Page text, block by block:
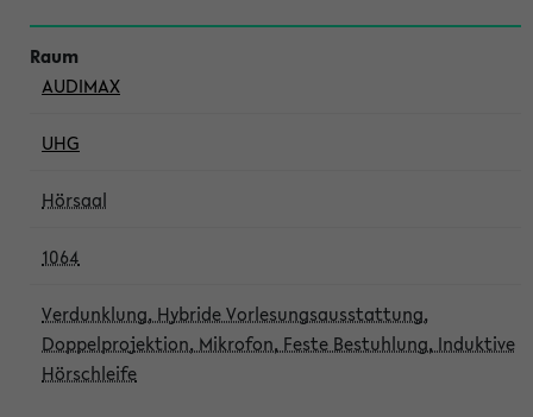
AUDIMAX
UHG
Hörsaal
1064
Verdunklung, Hybride Vorlesungsausstattung,
Doppelprojektion, Mikrofon, Feste Bestuhlung, Induktive
Hörschleife